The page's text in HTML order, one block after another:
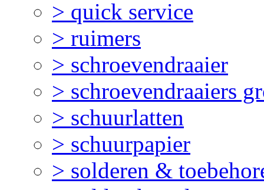
> quick service
> ruimers
> schroevendraaier
> schroevendraaiers
> schuurlatten
> schuurpapier
> solderen &